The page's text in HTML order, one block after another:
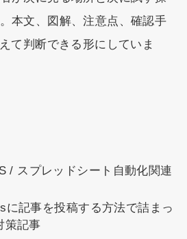
本文、図解、注意点、確認手
て判断できる形にしていま
/ スプレッドシート自動化関連
に記事を投稿する方法で詰まっ
策記事